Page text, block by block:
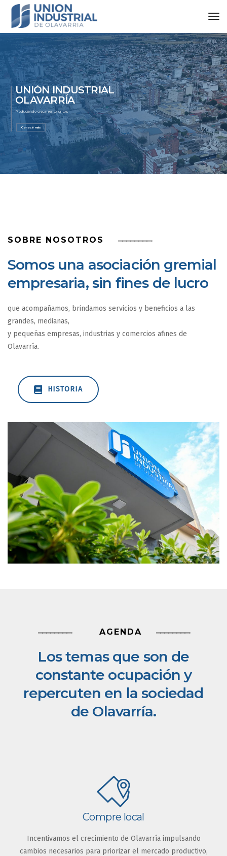
UNIÓN INDUSTRIAL
OLAVARRÍA
Produciendo crecimiento juntos
Conocé más
SOBRE NOSOTROS ————————-
Somos una asociación gremial
empresaria, sin fines de lucro
que acompañamos, brindamos servicios y beneficios a las
grandes, medianas,
y pequeñas empresas, industrias y comercios afines de
Olavarría.
HISTORIA
————————- AGENDA ————————-
Los temas que son de
constante ocupación y
repercuten en la sociedad
de Olavarría.
Compre local
Incentivamos el crecimiento de Olavarría impulsando
cambios necesarios para priorizar el mercado productivo,